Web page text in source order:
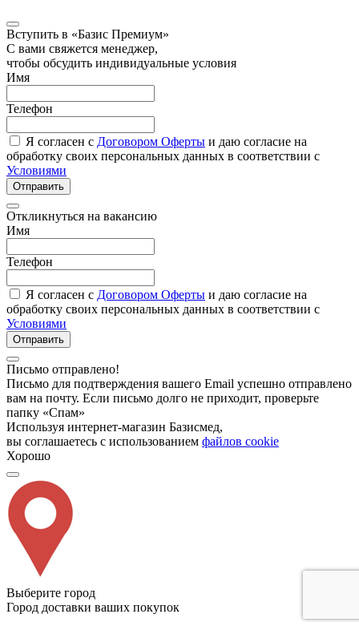
Вступить в «Базис Премиум»
С вами свяжется менеджер,
чтобы обсудить индивидуальные условия
Имя
Телефон
Я согласен с Договором Оферты и даю согласие на
обработку своих персональных данных в соответствии с
Условиями
Отправить
Откликнуться на вакансию
Имя
Телефон
Я согласен с Договором Оферты и даю согласие на
обработку своих персональных данных в соответствии с
Условиями
Отправить
Письмо отправлено!
Письмо для подтверждения вашего Email успешно отправлено
вам на почту. Если письмо долго не приходит, проверьте
папку «Спам»
Используя интернет-магазин Базисмед,
вы соглашаетесь с использованием файлов cookie
Хорошо
Выберите город
Город доставки ваших покупок